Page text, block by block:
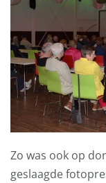
Zo was ook op
geslaagde